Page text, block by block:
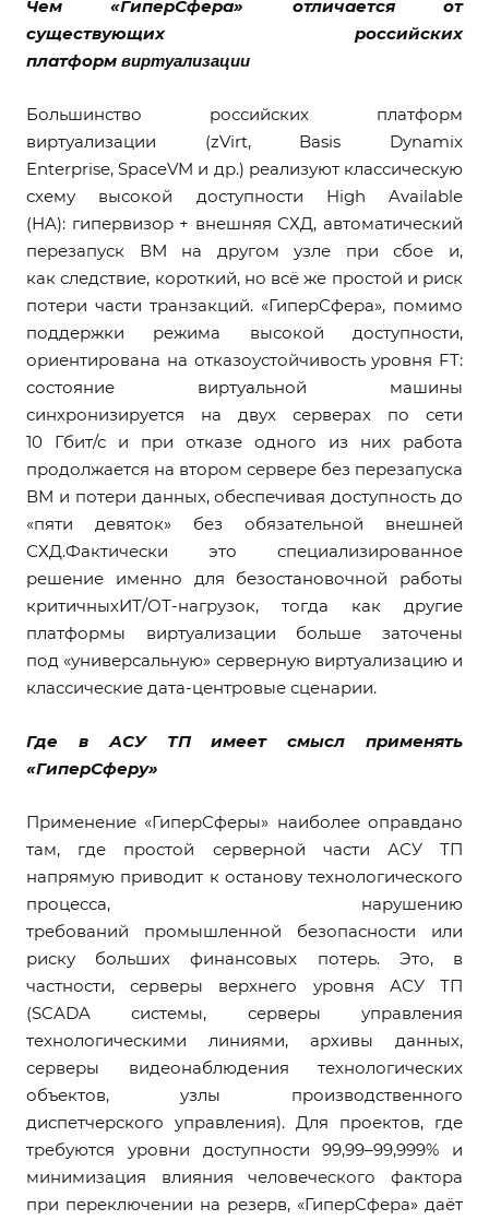
Чем «ГиперСфера» отличается от
существующих российских
платформ виртуализации
Большинство российских платформ
виртуализации (zVirt, Basis Dynamix
Enterprise, SpaceVM и др.) реализуют классическую
схему высокой доступности High Available
(HA): гипервизор + внешняя СХД, автоматический
перезапуск ВМ на другом узле при сбое и,
как следствие, короткий, но всё же простой и риск
потери части транзакций. «ГиперСфера», помимо
поддержки режима высокой доступности,
ориентирована на отказоустойчивость уровня FT:
состояние виртуальной машины
синхронизируется на двух серверах по сети
10 Гбит/с и при отказе одного из них работа
продолжается на втором сервере без перезапуска
ВМ и потери данных, обеспечивая доступность до
«пяти девяток» без обязательной внешней
СХД.Фактически это специализированное
решение именно для безостановочной работы
критичныхИТ/ОТ-нагрузок, тогда как другие
платформы виртуализации больше заточены
под «универсальную» серверную виртуализацию и
классические дата-центровые сценарии.
Где в АСУ ТП имеет смысл применять
«ГиперСферу»
Применение «ГиперСферы» наиболее оправдано
там, где простой серверной части АСУ ТП
напрямую приводит к останову технологического
процесса, нарушению
требований промышленной безопасности или
риску больших финансовых потерь. Это, в
частности, серверы верхнего уровня АСУ ТП
(SCADA системы, серверы управления
технологическими линиями, архивы данных,
серверы видеонаблюдения технологических
объектов, узлы производственного
диспетчерского управления). Для проектов, где
требуются уровни доступности 99,99–99,999% и
минимизация влияния человеческого фактора
при переключении на резерв, «ГиперСфера» даёт